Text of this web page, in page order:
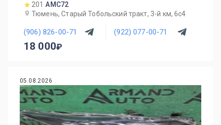
201 AMC72
Тюмень, Старый Тобольский тракт, 3-й км, 6с4
(906) 826-00-71 (922) 077-00-71
18 000
05.08.2026